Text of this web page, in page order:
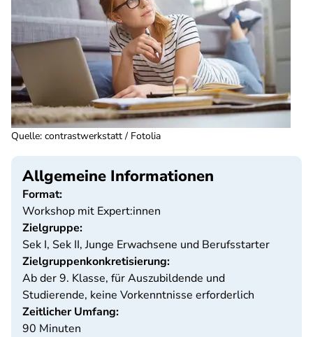
Quelle: contrastwerkstatt / Fotolia
Allgemeine Informationen
Format:
Workshop mit Expert:innen
Zielgruppe:
Sek I, Sek II, Junge Erwachsene und Berufsstarter
Zielgruppenkonkretisierung:
Ab der 9. Klasse, für Auszubildende und
Studierende, keine Vorkenntnisse erforderlich
Zeitlicher Umfang:
90 Minuten